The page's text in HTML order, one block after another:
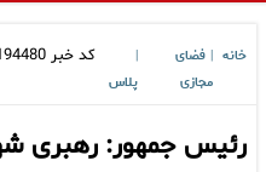
خانه
فضای
مجازی
پلاس
کد خبر
رئیس جمهور: رهبری